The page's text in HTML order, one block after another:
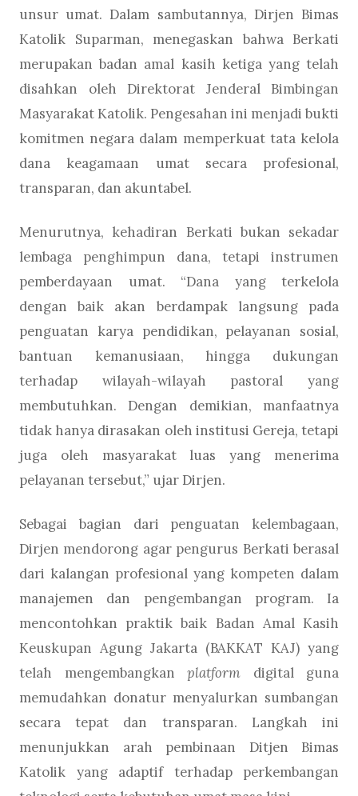
unsur umat. Dalam sambutannya, Dirjen Bimas
Katolik Suparman, menegaskan bahwa Berkati
merupakan badan amal kasih ketiga yang telah
disahkan oleh Direktorat Jenderal Bimbingan
Masyarakat Katolik. Pengesahan ini menjadi bukti
komitmen negara dalam memperkuat tata kelola
dana keagamaan umat secara profesional,
transparan, dan akuntabel.
Menurutnya, kehadiran Berkati bukan sekadar
lembaga penghimpun dana, tetapi instrumen
pemberdayaan umat. “Dana yang terkelola
dengan baik akan berdampak langsung pada
penguatan karya pendidikan, pelayanan sosial,
bantuan kemanusiaan, hingga dukungan
terhadap wilayah-wilayah pastoral yang
membutuhkan. Dengan demikian, manfaatnya
tidak hanya dirasakan oleh institusi Gereja, tetapi
juga oleh masyarakat luas yang menerima
pelayanan tersebut,” ujar Dirjen.
Sebagai bagian dari penguatan kelembagaan,
Dirjen mendorong agar pengurus Berkati berasal
dari kalangan profesional yang kompeten dalam
manajemen dan pengembangan program. Ia
mencontohkan praktik baik Badan Amal Kasih
Keuskupan Agung Jakarta (BAKKAT KAJ) yang
telah mengembangkan platform digital guna
memudahkan donatur menyalurkan sumbangan
secara tepat dan transparan. Langkah ini
menunjukkan arah pembinaan Ditjen Bimas
Katolik yang adaptif terhadap perkembangan